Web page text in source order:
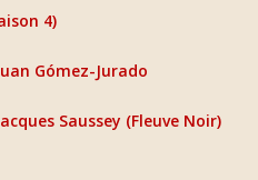
4)
Gómez-Jurado
Saussey (Fleuve Noir)